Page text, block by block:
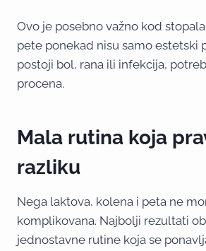
Ovo je posebno važno kod
pete ponekad nisu samo estetski
postoji bol, rana ili infekcija,
procena.
Mala rutina koja
razliku
Nega laktova, kolena i peta ne
komplikovana. Najbolji rezultati
jednostavne rutine koja se